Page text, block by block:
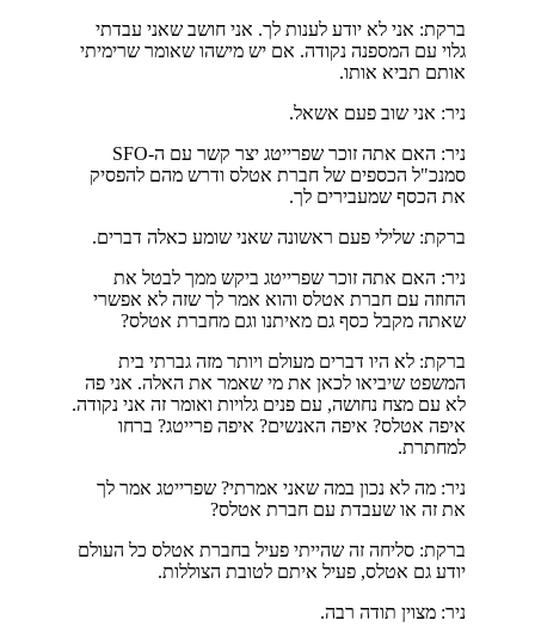
ברקת: אני לא יודע לענות לך. אני חושב שאני עבדתי
גלוי עם המספנה נקודה. אם יש מישהו שאומר שרימיתי
אותם תביא אותו.
ניר: אני שוב פעם אשאל.
ניר: האם אתה זוכר שפרייטג יצר קשר עם ה-SFO
סמנכ"ל הכספים של חברת אטלס ודרש מהם להפסיק
את הכסף שמעבירים לך.
ברקת: שלילי פעם ראשונה שאני שומע כאלה דברים.
ניר: האם אתה זוכר שפרייטג ביקש ממך לבטל את
החוזה עם חברת אטלס והוא אמר לך שזה לא אפשרי
שאתה מקבל כסף גם מאיתנו וגם מחברת אטלס?
ברקת: לא היו דברים מעולם ויותר מזה גברתי בית
המשפט שיביאו לכאן את מי שאמר את האלה. אני פה
לא עם מצח נחושה, עם פנים גלויות ואומר זה אני נקודה.
איפה אטלס? איפה האנשים? איפה פרייטג? ברחו
למחתרת.
ניר: מה לא נכון במה שאני אמרתי? שפרייטג אמר לך
את זה או שעבדת עם חברת אטלס?
ברקת: סליחה זה שהייתי פעיל בחברת אטלס כל העולם
יודע גם אטלס, פעיל איתם לטובת הצוללות.
ניר: מצוין תודה רבה.